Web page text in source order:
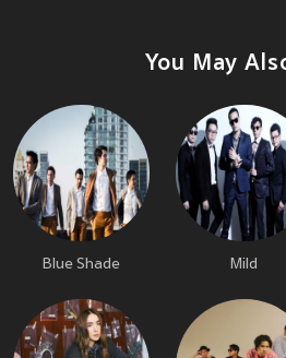
You May
Blue Shade Mild